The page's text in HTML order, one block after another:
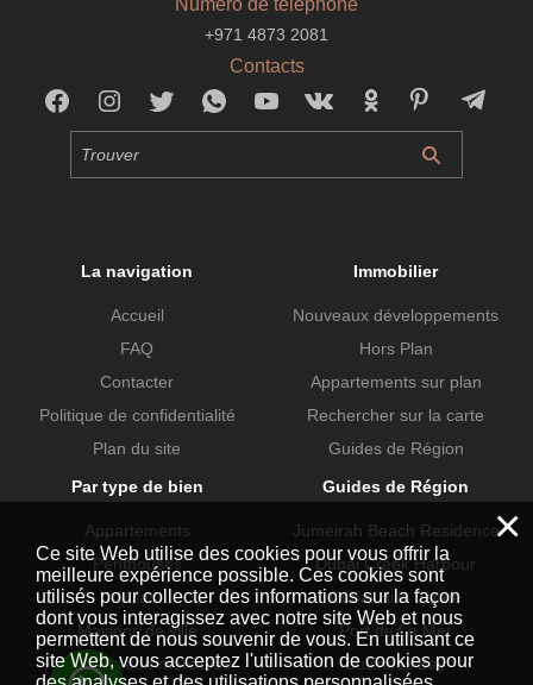
Numéro de téléphone
+971 4873 2081
Contacts
La navigation
Accueil
FAQ
Contacter
Politique de confidentialité
Plan du site
Immobilier
Nouveaux développements
Hors Plan
Appartements sur plan
Rechercher sur la carte
Guides de Région
Par type de bien
Appartements
Penthouses
Villas
Maisons de ville
Propriétés commerciales
Guides de Région
Jumeirah Beach Residence
Dubai Creek Harbour
Dubai Hills Estate
Port de La Mer
Business Bay
×
Ce site Web utilise des cookies pour vous offrir la
meilleure expérience possible. Ces cookies sont
utilisés pour collecter des informations sur la façon
dont vous interagissez avec notre site Web et nous
permettent de nous souvenir de vous. En utilisant ce
site Web, vous acceptez l'utilisation de cookies pour